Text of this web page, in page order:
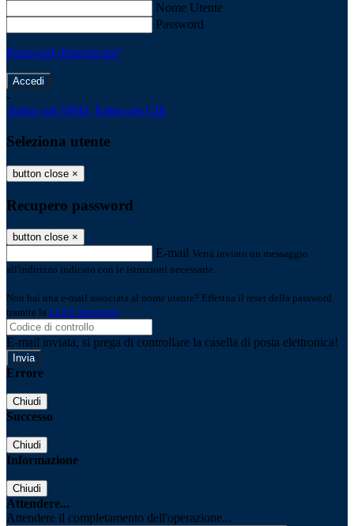
Nome Utente
Password
Password dimenticata?
-
Entra con SPID Entra con CIE
Seleziona utente
button close ×
Recupero password
button close ×
E-mail Verrà inviato un messaggio
all'indirizzo indicato con le istruzioni necessarie.
Non hai una e-mail associata al nome utente? Effettua il reset della password
tramite la Login Spaggiari
E-mail inviata, si prega di controllare la casella di posta elettronica!
Errore
Chiudi
Successo
Chiudi
Informazione
Chiudi
Attendere...
Attendere il completamento dell'operazione...